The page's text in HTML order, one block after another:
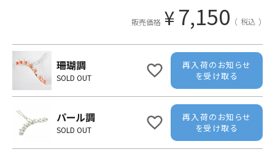
販売価格 ¥7,150 税込
珊瑚調
SOLD OUT
再入荷のお知らせ
を受け取る
パール調
SOLD OUT
再入荷のお知らせ
を受け取る